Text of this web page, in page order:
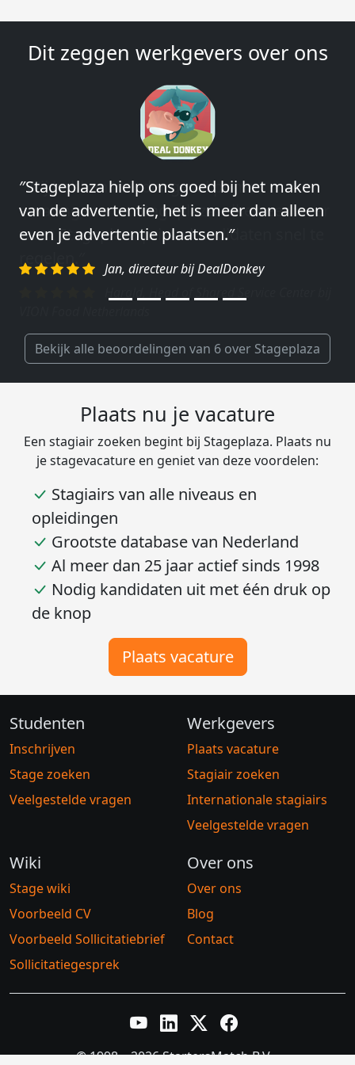
Dit zeggen werkgevers over ons
″Wij hebben in ieder geval prima
ervaringen met Stageplaza: elke keer weer
weet Stageplaza prima kandidaten snel te
regelen.″
Bekijk alle beoordelingen van 6 over Stageplaza
Plaats nu je vacature
Een stagiair zoeken begint bij Stageplaza. Plaats nu
je stagevacature en geniet van deze voordelen:
Stagiairs van alle niveaus en
opleidingen
Grootste database van Nederland
Al meer dan 25 jaar actief sinds 1998
Nodig kandidaten uit met één druk op
de knop
Plaats vacature
Studenten
Inschrijven
Stage zoeken
Veelgestelde vragen
Werkgevers
Plaats vacature
Stagiair zoeken
Internationale stagiairs
Veelgestelde vragen
Wiki
Stage wiki
Voorbeeld CV
Voorbeeld Sollicitatiebrief
Sollicitatiegesprek
Over ons
Over ons
Blog
Contact
YouTubeLinkedInTwitter XFacebook
© 1998 – 2026 StartersMatch B.V.